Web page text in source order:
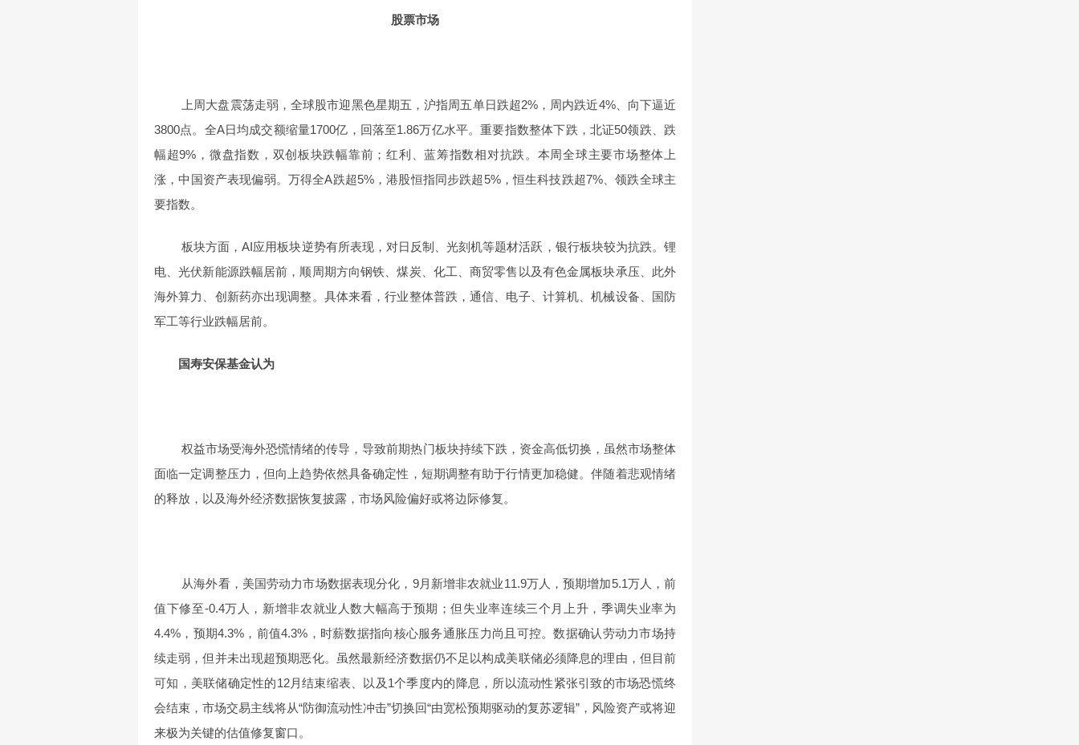
股票市场
上周大盘震荡走弱，全球股市迎黑色星期五，沪指周五单日跌超2%，周内跌近4%、向下逼近
3800点。全A日均成交额缩量1700亿，回落至1.86万亿水平。重要指数整体下跌，北证50领跌、跌
幅超9%，微盘指数，双创板块跌幅靠前；红利、蓝筹指数相对抗跌。本周全球主要市场整体上
涨，中国资产表现偏弱。万得全A跌超5%，港股恒指同步跌超5%，恒生科技跌超7%、领跌全球主
要指数。
板块方面，AI应用板块逆势有所表现，对日反制、光刻机等题材活跃，银行板块较为抗跌。锂
电、光伏新能源跌幅居前，顺周期方向钢铁、煤炭、化工、商贸零售以及有色金属板块承压、此外
海外算力、创新药亦出现调整。具体来看，行业整体普跌，通信、电子、计算机、机械设备、国防
军工等行业跌幅居前。
国寿安保基金认为
权益市场受海外恐慌情绪的传导，导致前期热门板块持续下跌，资金高低切换，虽然市场整体
面临一定调整压力，但向上趋势依然具备确定性，短期调整有助于行情更加稳健。伴随着悲观情绪
的释放，以及海外经济数据恢复披露，市场风险偏好或将边际修复。
从海外看，美国劳动力市场数据表现分化，9月新增非农就业11.9万人，预期增加5.1万人，前
值下修至-0.4万人，新增非农就业人数大幅高于预期；但失业率连续三个月上升，季调失业率为
4.4%，预期4.3%，前值4.3%，时薪数据指向核心服务通胀压力尚且可控。数据确认劳动力市场持
续走弱，但并未出现超预期恶化。虽然最新经济数据仍不足以构成美联储必须降息的理由，但目前
可知，美联储确定性的12月结束缩表、以及1个季度内的降息，所以流动性紧张引致的市场恐慌终
会结束，市场交易主线将从“防御流动性冲击”切换回“由宽松预期驱动的复苏逻辑”，风险资产或将迎
来极为关键的估值修复窗口。